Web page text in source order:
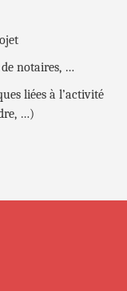
de notaires, …
liées à l’activité
…)